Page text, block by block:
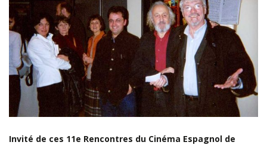
Invité de ces 11e Rencontres du Cinéma Espagnol de